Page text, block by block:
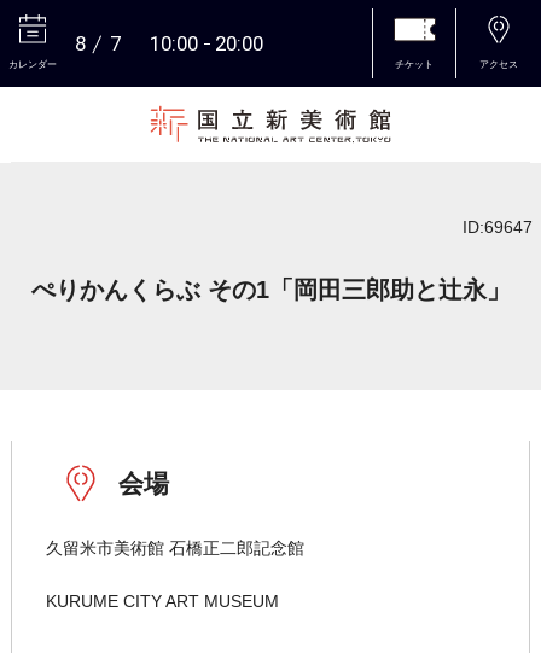
カレンダー
8 7 10:00 20:00
チケット アクセス
ID:69647
ぺりかんくらぶ その1「岡田三郎助と辻永」
会場
久留米市美術館 石橋正二郎記念館
KURUME CITY ART MUSEUM